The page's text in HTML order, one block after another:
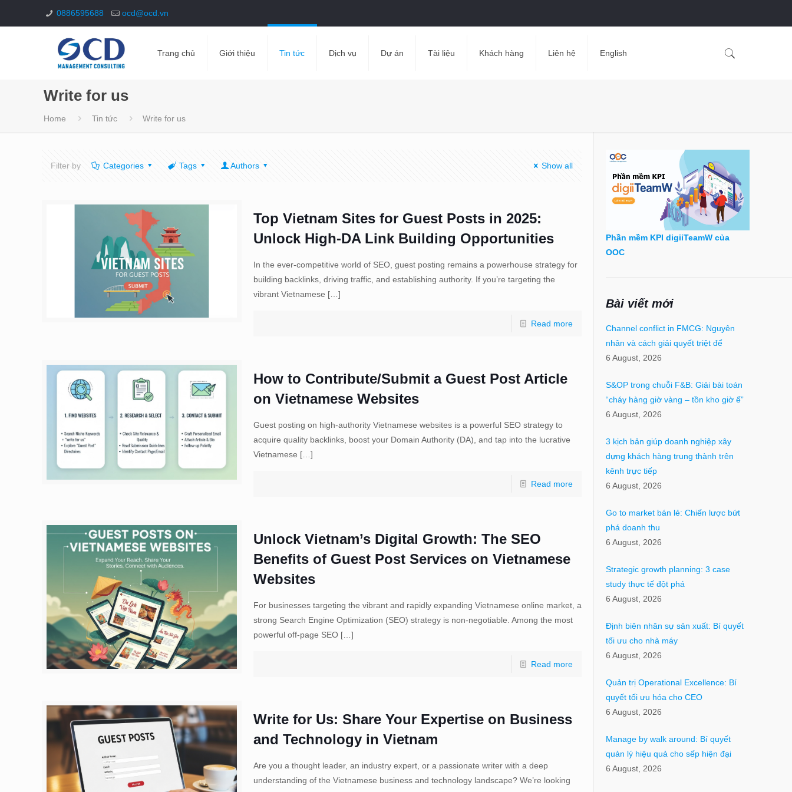
0886595688 ocd@ocd.vn
Trang chủ Giới thiệu Tin tức Dịch vụ Dự án Tài liệu Khách hàng Liên hệ English
Write for us
Home Tin tức Write for us
Filter by Categories Tags Authors Show all
Top Vietnam Sites for Guest Posts in 2025:
Unlock High-DA Link Building Opportunities
In the ever-competitive world of SEO, guest posting remains a powerhouse strategy for
building backlinks, driving traffic, and establishing authority. If you’re targeting the
vibrant Vietnamese […]
Read more
How to Contribute/Submit a Guest Post Article
on Vietnamese Websites
Guest posting on high-authority Vietnamese websites is a powerful SEO strategy to
acquire quality backlinks, boost your Domain Authority (DA), and tap into the lucrative
Vietnamese […]
Read more
Unlock Vietnam’s Digital Growth: The SEO
Benefits of Guest Post Services on Vietnamese
Websites
For businesses targeting the vibrant and rapidly expanding Vietnamese online market, a
strong Search Engine Optimization (SEO) strategy is non-negotiable. Among the most
powerful off-page SEO […]
Read more
Write for Us: Share Your Expertise on Business
and Technology in Vietnam
Are you a thought leader, an industry expert, or a passionate writer with a deep
understanding of the Vietnamese business and technology landscape? We’re looking
Phần mềm KPI digiiTeamW của
OOC
Bài viết mới
Channel conflict in FMCG: Nguyên
nhân và cách giải quyết triệt để
6 August, 2026
S&OP trong chuỗi F&B: Giải bài toán
“cháy hàng giờ vàng – tồn kho giờ ế”
6 August, 2026
3 kịch bản giúp doanh nghiệp xây
dựng khách hàng trung thành trên
kênh trực tiếp
6 August, 2026
Go to market bán lẻ: Chiến lược bứt
phá doanh thu
6 August, 2026
Strategic growth planning: 3 case
study thực tế đột phá
6 August, 2026
Định biên nhân sự sản xuất: Bí quyết
tối ưu cho nhà máy
6 August, 2026
Quản trị Operational Excellence: Bí
quyết tối ưu hóa cho CEO
6 August, 2026
Manage by walk around: Bí quyết
quản lý hiệu quả cho sếp hiện đại
6 August, 2026